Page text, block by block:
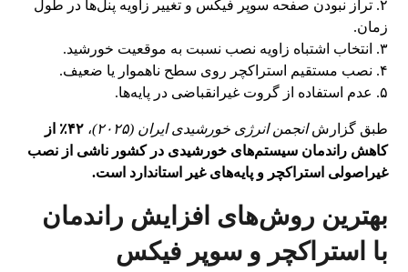
۲. تراز نبودن صفحه سوپر فیکس و تغییر زاویه پنل‌ها در طول
زمان.
۳. انتخاب اشتباه زاویه نصب نسبت به موقعیت خورشید.
۴. نصب مستقیم استراکچر روی سطح ناهموار یا ضعیف.
۵. عدم استفاده از گروت غیرانقباضی در پایه‌ها.
طبق گزارشانجمن انرژی خورشیدی ایران (۲۰۲۵) ،
۴۲٪ از
کاهش راندمان سیستم‌های خورشیدی در کشور ناشی از نصب
غیراصولی استراکچر و پایه‌های غیر استاندارد است.
بهترین روش‌های افزایش راندمان
با استراکچر و سوپر فیکس